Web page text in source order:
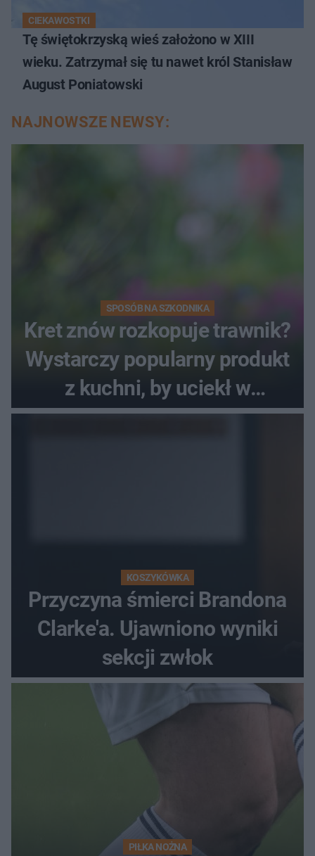
CIEKAWOSTKI
Tę świętokrzyską wieś założono w XIII
wieku. Zatrzymał się tu nawet król Stanisław
August Poniatowski
NAJNOWSZE NEWSY:
SPOSÓB NA SZKODNIKA
Kret znów rozkopuje trawnik?
Wystarczy popularny produkt
z kuchni, by uciekł w
popłochu
KOSZYKÓWKA
Przyczyna śmierci Brandona
Clarke'a. Ujawniono wyniki
sekcji zwłok
PIŁKA NOŻNA